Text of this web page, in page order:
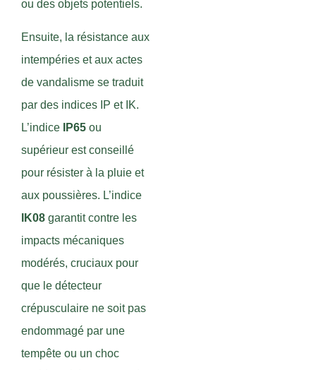
ou des objets potentiels.
Ensuite, la résistance aux
intempéries et aux actes
de vandalisme se traduit
par des indices IP et IK.
L’indice
IP65 ou
supérieur est conseillé
pour résister à la pluie et
aux poussières. L’indice
IK08 garantit contre les
impacts mécaniques
modérés, cruciaux pour
que le détecteur
crépusculaire ne soit pas
endommagé par une
tempête ou un choc